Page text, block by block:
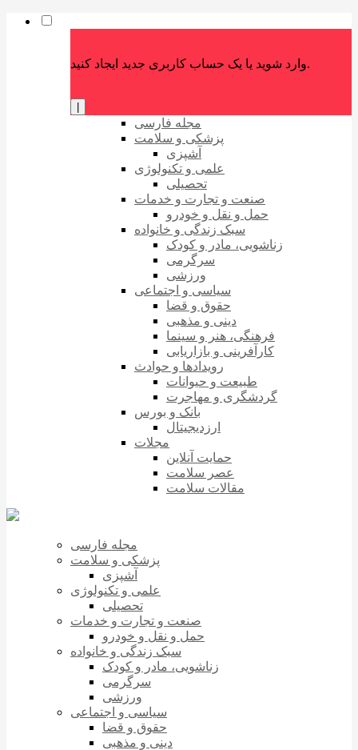
وارد شوید یا یک حساب کاربری جدید ایجاد کنید.
مجله فارسی
پزشکی و سلامت
آشپزی
علمی و تکنولوژی
تحصیلی
صنعت و تجارت و خدمات
حمل و نقل و خودرو
سبک زندگی و خانواده
زناشویی، مادر و کودک
سرگرمی
ورزشی
سیاسی و اجتماعی
حقوق و قضا
دینی و مذهبی
فرهنگی، هنر و سینما
کارآفرینی و بازاریابی
رویدادها و حوادث
طبیعت و حیوانات
گردشگری و مهاجرت
بانک و بورس
ارزدیجیتال
مجلات
حمایت آنلاین
عصر سلامت
مقالات سلامت
مجله فارسی
پزشکی و سلامت
آشپزی
علمی و تکنولوژی
تحصیلی
صنعت و تجارت و خدمات
حمل و نقل و خودرو
سبک زندگی و خانواده
زناشویی، مادر و کودک
سرگرمی
ورزشی
سیاسی و اجتماعی
حقوق و قضا
دینی و مذهبی